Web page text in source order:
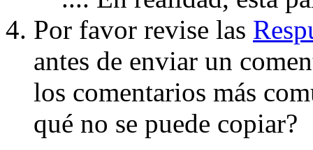
Por favor revise las
antes de enviar un
los comentarios más
qué no se puede copiar?